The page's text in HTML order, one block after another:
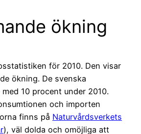
ökning
för 2010. Den visar
ökning. De svenska
10 procent under 2010.
och importen
finns på Naturvårdsverkets
), väl dolda och omöjliga att